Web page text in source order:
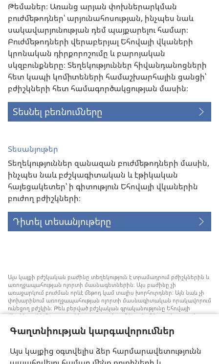
Գաղտնիության կարգավորումներ
Այս կայքից օգտվելիս ձեր հարմարավետությունն
Թեմաներ։ Առանց արյան փոխներարկման
բուժմեթոդներ՝ արյունահոսության, ինչպես նաև
սակավարյունության դեմ պայքարելու համար։
Բուժմեթոդների վերաբերյալ Եհովայի վկաների
կրոնական դիրքորոշումը և բարոյական
սկզբունքները։ Տեղեկություններ հիվանդանոցների
հետ կապի կոմիտեների համաշխարհային ցանցի՝
բժիշկների հետ համագործակցության մասին։
Տեսնել բեռնումները
Տեսանյութեր
Տեղեկություններ զանազան բուժմեթոդների մասին,
ինչպես նաև բժշկագիտական և էթիկական
հայեցակետեր՝ ի գիտություն Եհովայի վկաներին
բուժող բժիշկների։
Դիտել տեսանյութերը
Այս կայքի բժշկական բաժինը տեղեկություն է տրամադրում բժիշկներին և
առողջապահության ոլորտի մասնագետներին։ Այս բաժինը չի
առաջարկում բուժման որևէ մեթոդ կամ տալիս խորհուրդներ։ Այն նաև չի
փոխարինում առողջապահության ոլորտի մասնագիտական որակավորում
ունեցող բժշկին։ Թեև բերված բժշկական գրականությունը Եհովայի
վկաները չեն հրատարակել, բայց դրանցում խոսվում է առանց արյան
Յուրաքանչյուր մասնագետի պատասխանատվություն է իրազեկ լինել
քննարկել բուժման մեթոդները և օգնել նրանց որոշում կայացնելու՝ հաշվի
առնելով հիվանդի առողջական վիճակը, ցանկությունը, արժեքներն ու